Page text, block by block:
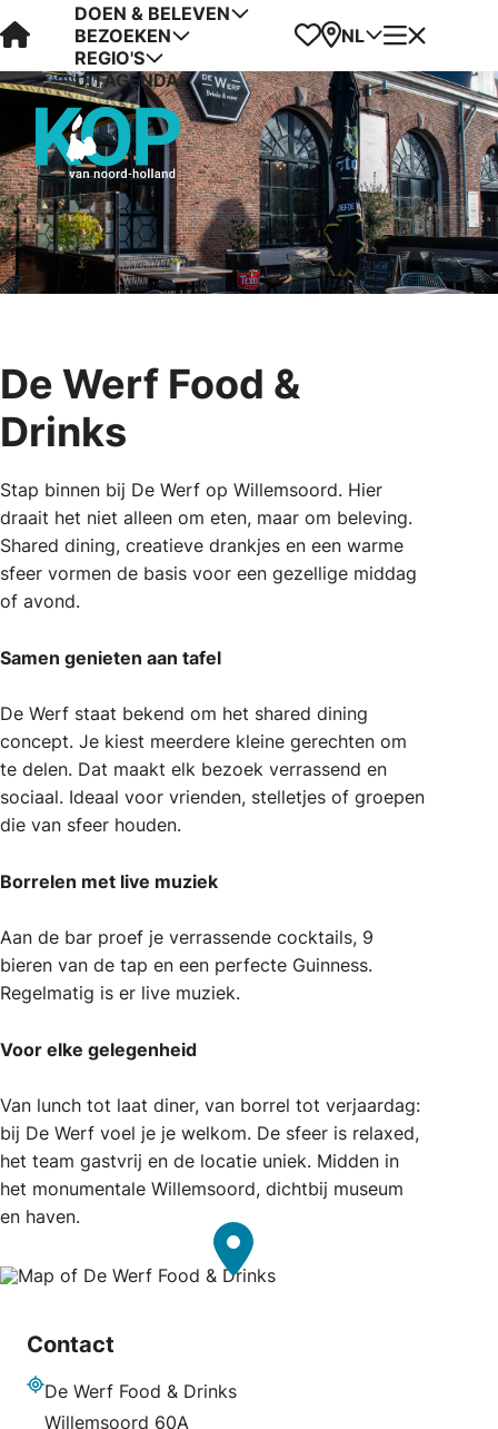
Visit Kop van Holland
DOEN & BELEVEN
BEZOEKEN
REGIO'S
UITAGENDA
Favorieten
Kaart
NL Menu
De Werf Food &
Drinks
Stap binnen bij De Werf op Willemsoord. Hier
draait het niet alleen om eten, maar om beleving.
Shared dining, creatieve drankjes en een warme
sfeer vormen de basis voor een gezellige middag
of avond.
Samen genieten aan tafel
De Werf staat bekend om het shared dining
concept. Je kiest meerdere kleine gerechten om
te delen. Dat maakt elk bezoek verrassend en
sociaal. Ideaal voor vrienden, stelletjes of groepen
die van sfeer houden.
Borrelen met live muziek
Aan de bar proef je verrassende cocktails, 9
bieren van de tap en een perfecte Guinness.
Regelmatig is er live muziek.
Voor elke gelegenheid
Van lunch tot laat diner, van borrel tot verjaardag:
bij De Werf voel je je welkom. De sfeer is relaxed,
het team gastvrij en de locatie uniek. Midden in
het monumentale Willemsoord, dichtbij museum
en haven.
Contact
De Werf Food & Drinks
Willemsoord 60A